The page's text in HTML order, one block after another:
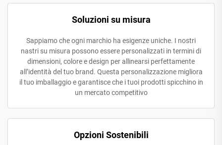
Soluzioni su misura
Sappiamo che ogni marchio ha esigenze uniche. I nostri
nastri su misura possono essere personalizzati in termini di
dimensioni, colore e design per allinearsi perfettamente
all’identità del tuo brand. Questa personalizzazione migliora
il tuo imballaggio e garantisce che i tuoi prodotti spicchino in
un mercato competitivo
Opzioni Sostenibili